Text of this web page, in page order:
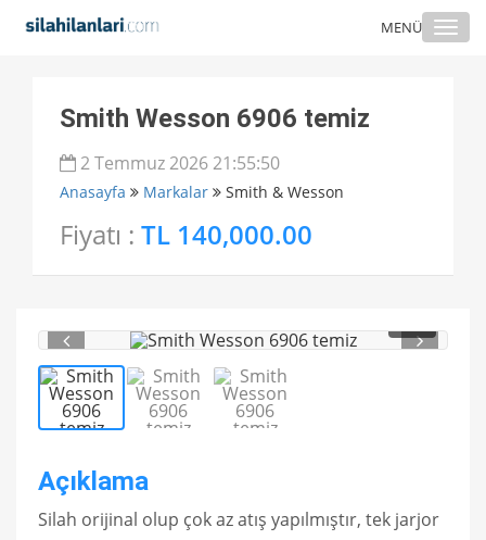
MENÜ
Smith Wesson 6906 temiz
2 Temmuz 2026 21:55:50
Anasayfa Markalar Smith & Wesson
Fiyatı : TL 140,000.00
1/ 3
Açıklama
Silah orijinal olup çok az atış yapılmıştır, tek jarjor